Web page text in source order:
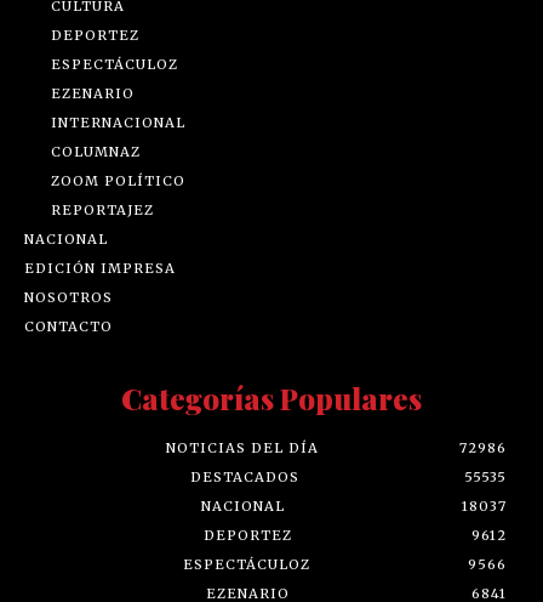
CULTURA
DEPORTEZ
ESPECTÁCULOZ
EZENARIO
INTERNACIONAL
COLUMNAZ
ZOOM POLÍTICO
REPORTAJEZ
NACIONAL
EDICIÓN IMPRESA
NOSOTROS
CONTACTO
Categorías Populares
NOTICIAS DEL DÍA
72986
DESTACADOS
55535
NACIONAL
18037
DEPORTEZ
9612
ESPECTÁCULOZ
9566
EZENARIO
6841